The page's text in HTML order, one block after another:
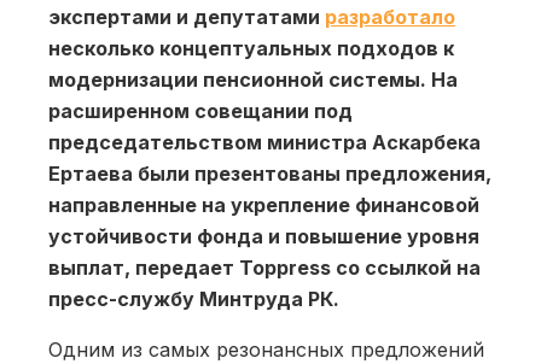
экспертами и депутатами разработало
несколько концептуальных подходов к
модернизации пенсионной системы. На
расширенном совещании под
председательством министра Аскарбека
Ертаева были презентованы предложения,
направленные на укрепление финансовой
устойчивости фонда и повышение уровня
выплат, передает Toppress со ссылкой на
пресс-службу Минтруда РК.
Одним из самых резонансных предложений